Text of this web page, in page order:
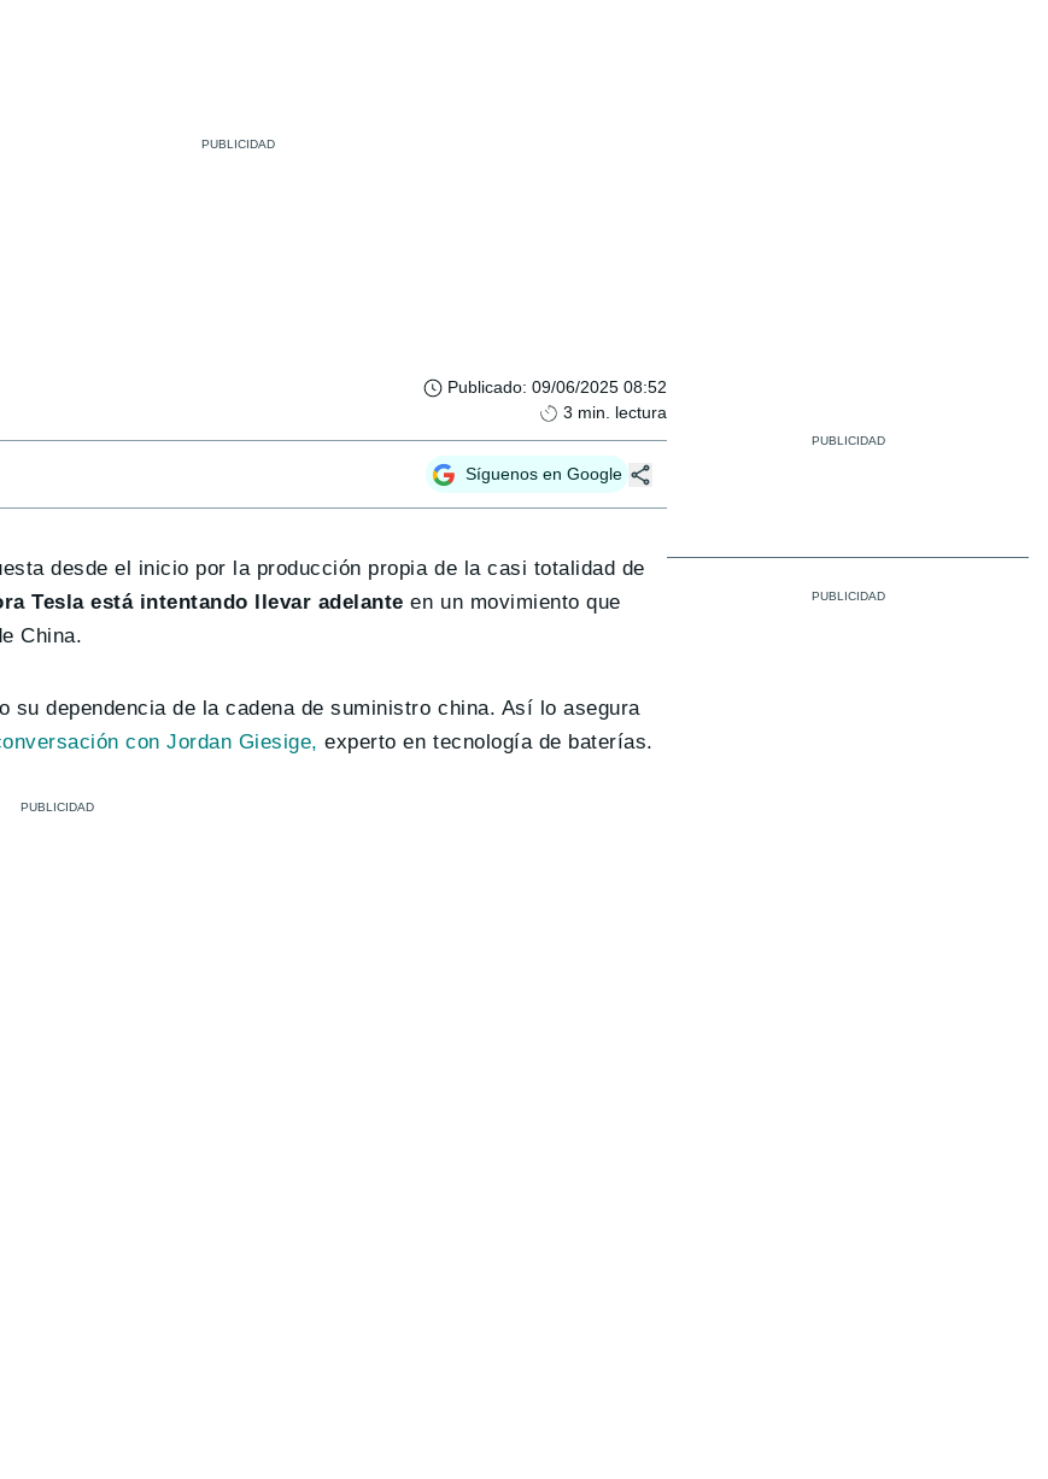
Publicado: 09/06/2025 08:52
3 min. lectura
Síguenos en Google
desde el inicio por la producción propia de la casi totalidad de
Tesla está intentando llevar adelanteen un movimiento que
China.
dependencia de la cadena de suministro china. Así lo asegura
con Jordan Giesige, experto en tecnología de baterías.